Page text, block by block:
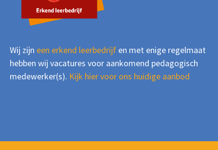
Wij zijn een erkend leerbedrijf en met enige regelmaat
hebben wij vacatures voor aankomend pedagogisch
medewerker(s). Kijk hier voor ons huidige aanbod